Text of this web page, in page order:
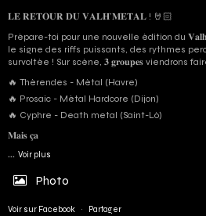
𝐋𝐄 𝐑𝐄𝐓𝐎𝐔𝐑 𝐃𝐔 𝐕𝐀𝐋𝐇’𝐌𝐄𝐓𝐀𝐋 ! 🤘🏻
Prépare-toi pour une nouvelle édition du
le signe des riffs puissants, des rythmes
survoltée ! Sur scène, 𝟑 𝐠𝐫𝐨𝐮𝐩𝐞𝐬 viendrons
🔥 Thérendes - Métal (Havre)
🔥 Prosaic - Métal Hardcore (Dijon)
🔥 Cyphre - Death metal (Saint-Lô)
𝐌𝐚𝐢𝐬 𝐜̧𝐚
... Voir plus
Photo
Voir sur Facebook · Partager